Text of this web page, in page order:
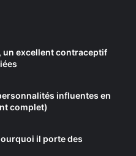
un excellent contraceptif
influentes en
complet)
il porte des